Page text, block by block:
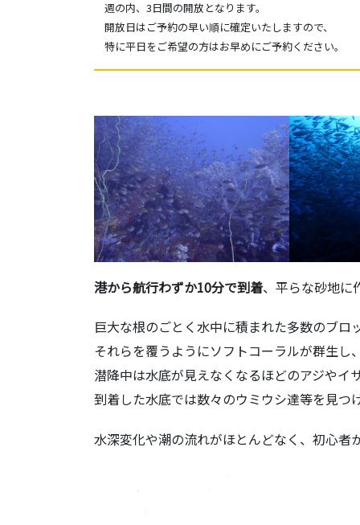
週の内、3日間の開放となります。
開放日はご予約の早い順に確定いたしますので、
特に平日をご希望の方はお早めにご予約ください。
港から航行わずか10分で到着、平らな砂地に
巨大な根のごとく水中に積まれた多数のブロ
それらを覆うようにソフトコーラルが群生し
潜降中は水底が見えなくなるほどのアジやイ
到着した水底では数々のウミウシ達等を見つ
水深変化や潮の流れがほとんどなく、初心者